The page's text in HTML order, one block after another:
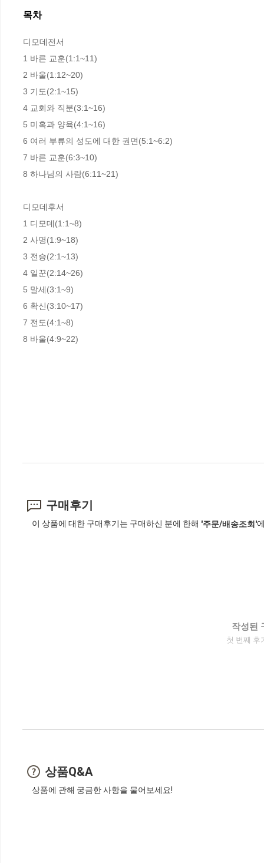
목차
디모데전서
1 바른 교훈(1:1~11)
2 바울(1:12~20)
3 기도(2:1~15)
4 교회와 직분(3:1~16)
5 미혹과 양육(4:1~16)
6 여러 부류의 성도에 대한 권면(5:1~6:2)
7 바른 교훈(6:3~10)
8 하나님의 사람(6:11~21)
디모데후서
1 디모데(1:1~8)
2 사명(1:9~18)
3 전승(2:1~13)
4 일꾼(2:14~26)
5 말세(3:1~9)
6 확신(3:10~17)
7 전도(4:1~8)
8 바울(4:9~22)
구매후기
이 상품에 대한 구매후기는 구매하신 분에 한해 '주문/배송조회'
작성된
첫 번째 후
상품Q&A
상품에 관해 궁금한 사항을 물어보세요!